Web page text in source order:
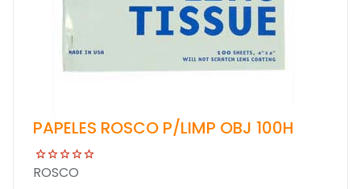
PAPELES ROSCO P/LIMP OBJ 100H
ROSCO